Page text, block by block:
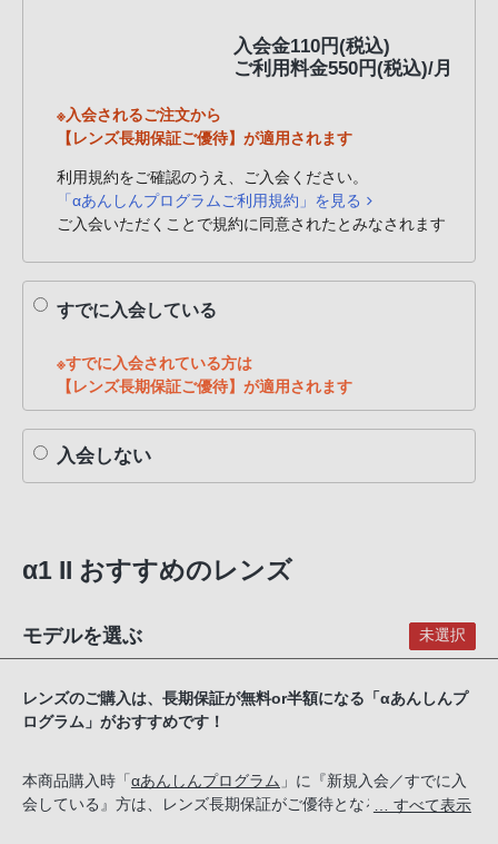
9614」
す。
入会金110円(税込)
ご利用料金550円(税込)/月
※入会されるご注文から
【レンズ長期保証ご優待】が適用されます
利用規約をご確認のうえ、ご入会ください。
「αあんしんプログラムご利用規約」を見る
ご入会いただくことで規約に同意されたとみなされます
すでに入会している
※すでに入会されている方は
【レンズ長期保証ご優待】が適用されます
入会しない
α1 II おすすめのレンズ
モデルを選ぶ 未選択
レンズのご購入は、長期保証が無料or半額になる「αあんしんプ
ログラム」がおすすめです！
本商品購入時「 αあんしんプログラム 」に『新規入会／すでに入
会している』方は、レンズ長期保証がご優待となる【αあんしん
… すべて表示